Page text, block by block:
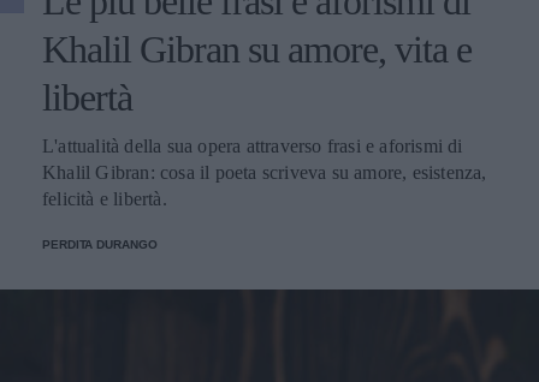
Khalil Gibran su amore, vita e
libertà
L'attualità della sua opera attraverso frasi e aforismi di
Khalil Gibran: cosa il poeta scriveva su amore, esistenza,
felicità e libertà.
PERDITA DURANGO